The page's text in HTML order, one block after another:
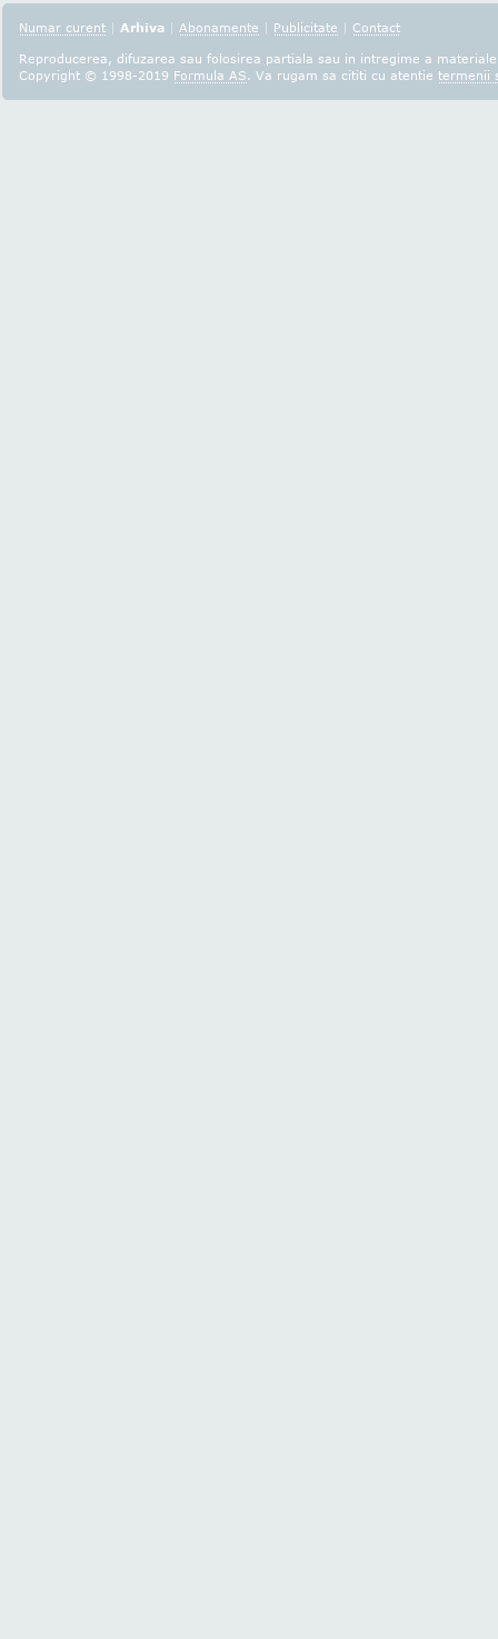
Numar curent | Arhiva | Abonamente | Publicitate | Contact
Reproducerea, difuzarea sau folosirea partiala sau in intregime a
Copyright © 1998-2019 Formula AS. Va rugam sa cititi cu atentie termenii